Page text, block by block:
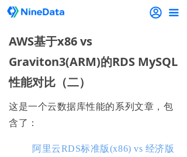
끀
AWS基于x86 vs
Graviton3(ARM)的RDS MySQL
性能对比（二）
这是一个云数据库性能的系列文章，包
含了：
阿里云RDS标准版(x86) vs 经济版